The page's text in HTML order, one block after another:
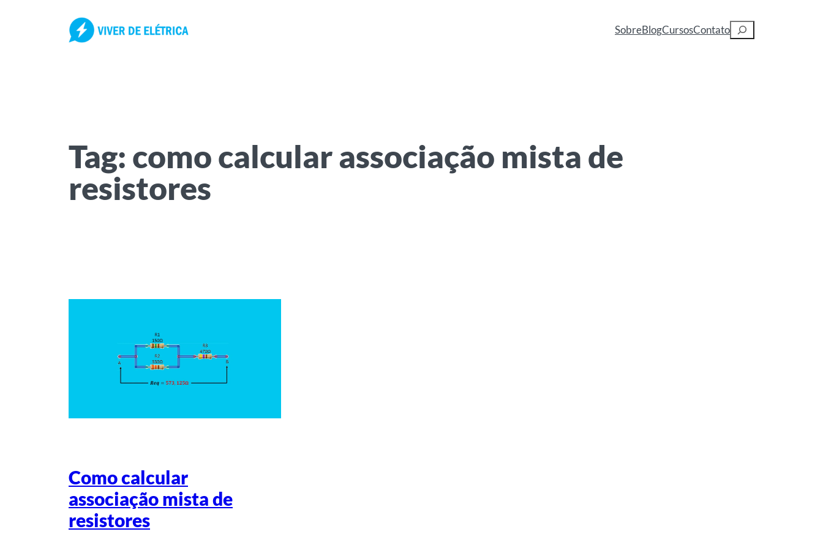
SobreBlogCursosContatoPesquisar
Tag: como calcular associação mista de
resistores
Como calcular
associação mista de
resistores